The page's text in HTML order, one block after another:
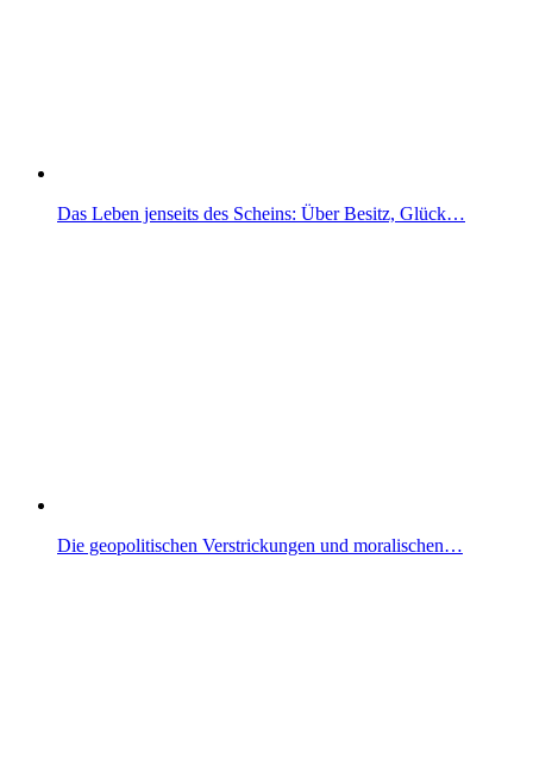
Das Leben jenseits des Scheins: Über Besitz, Glück…
Die geopolitischen Verstrickungen und moralischen…